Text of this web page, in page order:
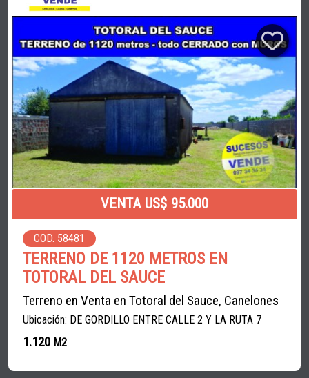
VENTA US$ 95.000
COD. 58481
TERRENO DE 1120 METROS EN
TOTORAL DEL SAUCE
Terreno en Venta en Totoral del Sauce, Canelones
Ubicación: DE GORDILLO ENTRE CALLE 2 Y LA RUTA 7
1.120 M2